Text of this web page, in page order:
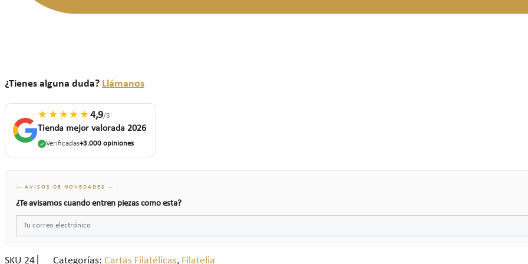
¿Tienes alguna duda? Llámanos
★★★★★4,9/5
Tienda mejor valorada 2026
Verificadas+3.000 opiniones
— AVISOS DE NOVEDADES —
¿Te avisamos cuando entren piezas como esta?
SKU 24 Categorías: Cartas Filatélicas, Filatelia